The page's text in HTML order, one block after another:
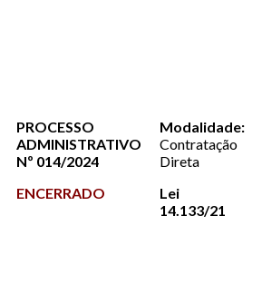
PROCESSO
ADMINISTRATIVO
Nº 014/2024
ENCERRADO
Modalidade:
Contratação
Direta
Lei
14.133/21